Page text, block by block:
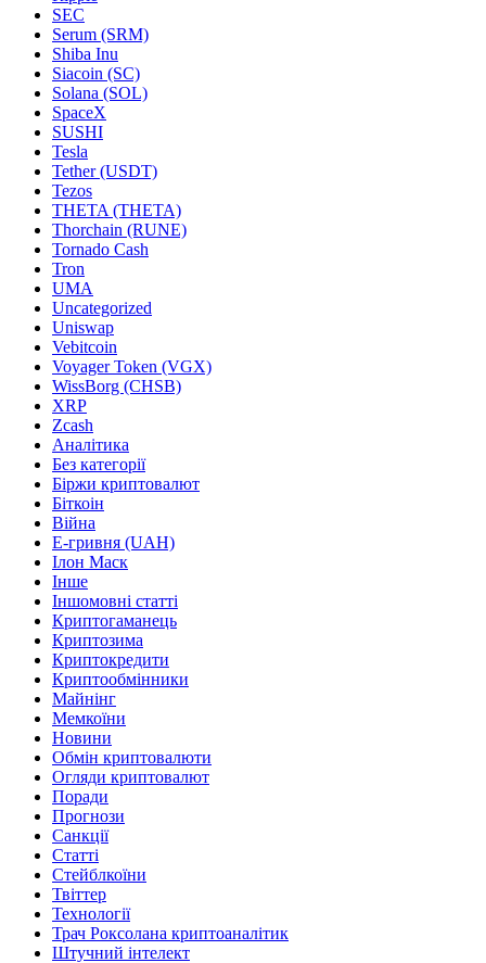
SEC
Serum (SRM)
Shiba Inu
Siacoin (SC)
Solana (SOL)
SpaceX
SUSHI
Tesla
Tether (USDT)
Tezos
THETA (THETA)
Thorchain (RUNE)
Tornado Cash
Tron
UMA
Uncategorized
Uniswap
Vebitcoin
Voyager Token (VGX)
WissBorg (CHSB)
XRP
Zcash
Аналітика
Без категорії
Біржи криптовалют
Біткоін
Війна
Е-гривня (UAH)
Ілон Маск
Інше
Іншомовні статті
Криптогаманець
Криптозима
Криптокредити
Криптообмінники
Майнінг
Мемкоїни
Новини
Обмін криптовалюти
Огляди криптовалют
Поради
Прогнози
Санкції
Статті
Стейблкоїни
Твіттер
Технології
Трач Роксолана криптоаналітик
Штучний інтелект